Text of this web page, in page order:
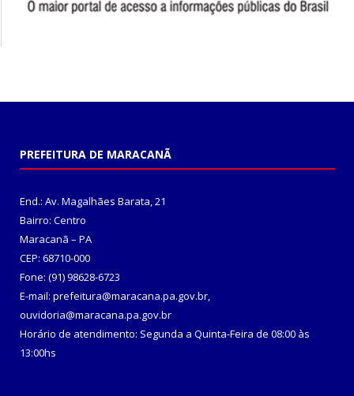
PREFEITURA DE MARACANÃ
End.: Av. Magalhães Barata, 21
Bairro: Centro
Maracanã – PA
CEP: 68710-000
Fone: (91) 98628-6723
E-mail: prefeitura@maracana.pa.gov.br,
ouvidoria@maracana.pa.gov.br
Horário de atendimento: Segunda a Quinta-Feira de 08:00 às
13:00hs